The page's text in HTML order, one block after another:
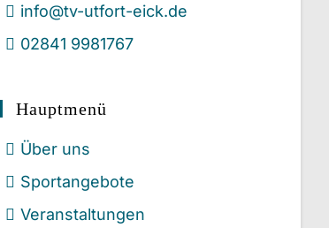
info@tv-utfort-eick.de
02841 9981767
Hauptmenü
Über uns
Sportangebote
Veranstaltungen